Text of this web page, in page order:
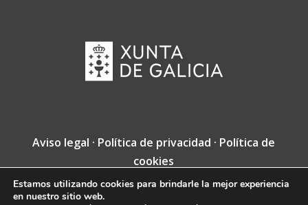
Aviso legal · Política de privacidad · Política de
cookies
Copyright © Fundación Jacobea · Diseño web
Estamos utilizando cookies para brindarle la mejor experiencia
en nuestro sitio web.